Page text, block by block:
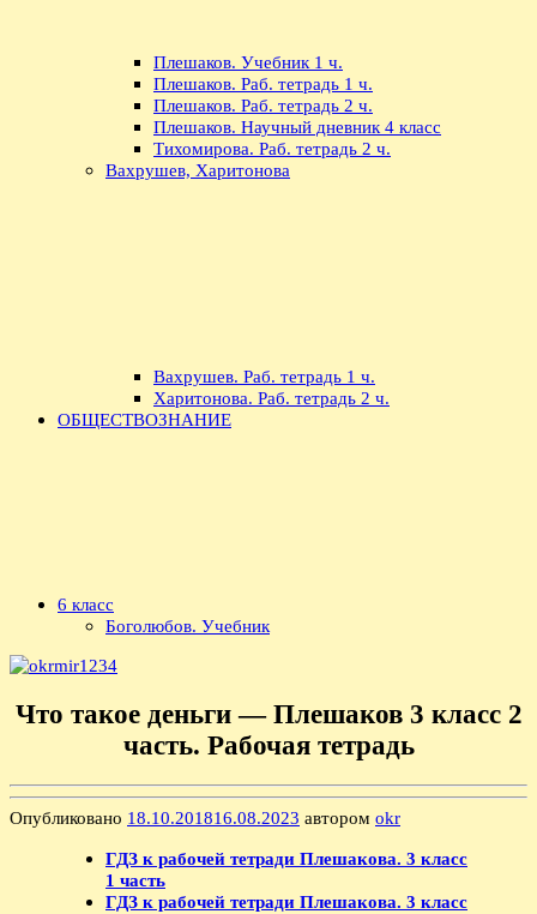
Плешаков. Учебник 1 ч.
Плешаков. Раб. тетрадь 1 ч.
Плешаков. Раб. тетрадь 2 ч.
Плешаков. Научный дневник 4 класс
Тихомирова. Раб. тетрадь 2 ч.
Вахрушев, Харитонова
Вахрушев. Раб. тетрадь 1 ч.
Харитонова. Раб. тетрадь 2 ч.
ОБЩЕСТВОЗНАНИЕ
6 класс
Боголюбов. Учебник
Что такое деньги — Плешаков 3 класс 2
часть. Рабочая тетрадь
Опубликовано 18.10.201816.08.2023 автором okr
ГДЗ к рабочей тетради Плешакова. 3 класс
1 часть
ГДЗ к рабочей тетради Плешакова. 3 класс